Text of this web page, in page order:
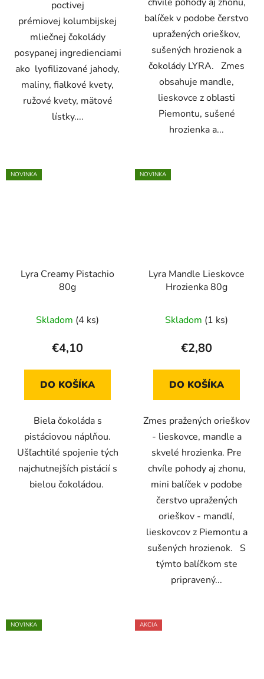
poctivej
prémiovej kolumbijskej
mliečnej čokolády
posypanej ingredienciami
ako lyofilizované jahody,
maliny, fialkové kvety,
ružové kvety, mätové
lístky....
balíček v podobe čerstvo
upražených orieškov,
sušených hrozienok a
čokolády LYRA. Zmes
obsahuje mandle,
lieskovce z oblasti
Piemontu, sušené
hrozienka a...
NOVINKA
Lyra Creamy Pistachio
80g
hodnotenie
produktu
je
5,0
z
hviezdičiek.
Skladom (4 ks)
€4,10
DO KOŠÍKA
Biela čokoláda s
pistáciovou náplňou.
Ušľachtilé spojenie tých
najchutnejších pistácií s
bielou čokoládou.
NOVINKA
Lyra Mandle Lieskovce
Hrozienka 80g
Skladom (1 ks)
€2,80
DO KOŠÍKA
Zmes pražených orieškov
- lieskovce, mandle a
skvelé hrozienka. Pre
chvíle pohody aj zhonu,
mini balíček v podobe
čerstvo upražených
orieškov - mandlí,
lieskovcov z Piemontu a
sušených hrozienok. S
týmto balíčkom ste
pripravený...
NOVINKA AKCIA